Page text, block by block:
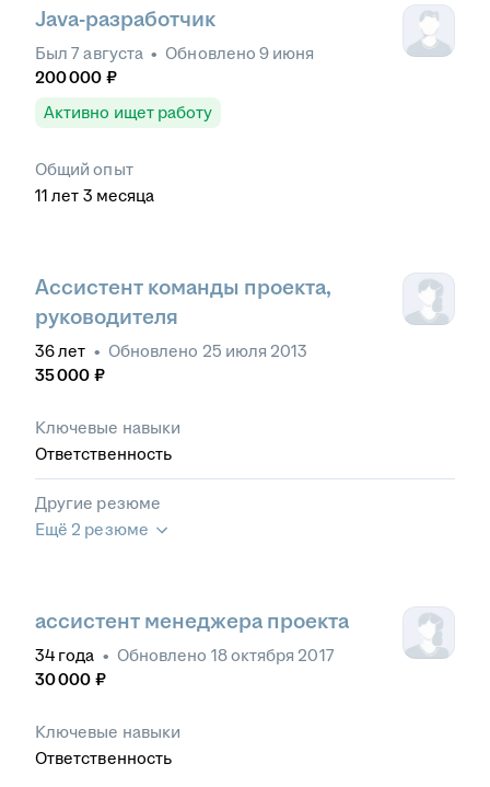
Java-разработчик
Был 7 августа • Обновлено9 июня
200 000 ₽
Активно ищет работу
Общий опыт
11 лет 3 месяца
Ассистент команды проекта,
руководителя
36лет • Обновлено 25 июля 2013
35 000 ₽
Ключевые навыки
Ответственность
Другие резюме
Ещё 2 резюме
ассистент менеджера проекта
34 года • Обновлено 18 октября 2017
30 000 ₽
Ключевые навыки
Ответственность